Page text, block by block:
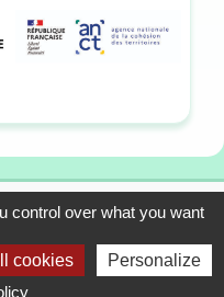
Mentions légales
Plan du site
Contact
control over what you want
cookies
Personalize